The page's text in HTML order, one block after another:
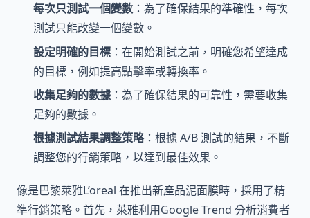
每次只測試一個變數 ：為了確保結果的準確性，每次
測試只能改變一個變數。
設定明確的目標 ：在開始測試之前，明確您希望達成
的目標，例如提高點擊率或轉換率。
收集足夠的數據 ：為了確保結果的可靠性，需要收集
足夠的數據。
根據測試結果調整策略：根據 A/B 測試的結果，不斷
調整您的行銷策略，以達到最佳效果。
像是巴黎萊雅L’oreal 在推出新產品泥面膜時，採用了精
準行銷策略。首先，萊雅利用Google Trend 分析消費者